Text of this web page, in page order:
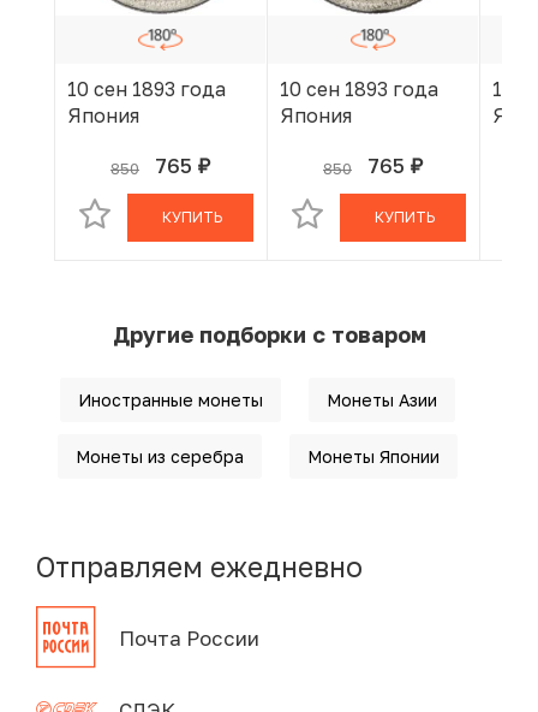
10 сен 1893 года
Япония
850 765 руб.
В КОРЗИНЕ
КУПИТЬ
10 сен 1893 года
Япония
850 765 руб.
В КОРЗИНЕ
КУПИТЬ
10
Другие подборки с товаром
Иностранные монеты Монеты Азии
Монеты из серебра Монеты Японии
Отправляем ежедневно
Почта России